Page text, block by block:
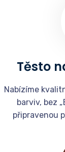
Těsto
Nabízíme
barviv, bez
připravenou